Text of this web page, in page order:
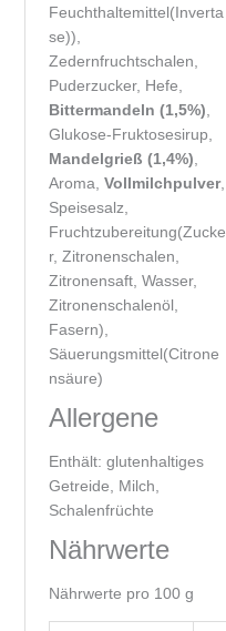
Feuchthaltemittel(Inverta
se)),
Zedernfruchtschalen,
Puderzucker, Hefe,
Bittermandeln (1,5%),
Glukose-Fruktosesirup,
Mandelgrieß (1,4%),
Aroma, Vollmilchpulver,
Speisesalz,
Fruchtzubereitung(Zucke
r, Zitronenschalen,
Zitronensaft, Wasser,
Zitronenschalenöl,
Fasern),
Säuerungsmittel(Citrone
nsäure)
Allergene
Enthält: glutenhaltiges
Getreide, Milch,
Schalenfrüchte
Nährwerte
Nährwerte pro 100 g